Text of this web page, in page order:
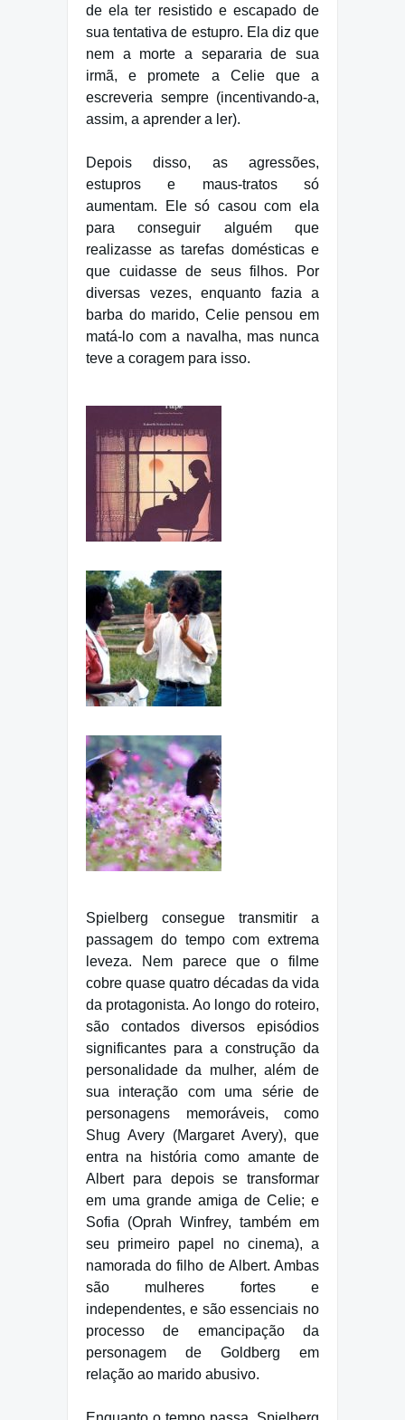
de ela ter resistido e escapado de
sua tentativa de estupro. Ela diz que
nem a morte a separaria de sua
irmã, e promete a Celie que a
escreveria sempre (incentivando-a,
assim, a aprender a ler).
Depois disso, as agressões,
estupros e maus-tratos só
aumentam. Ele só casou com ela
para conseguir alguém que
realizasse as tarefas domésticas e
que cuidasse de seus filhos. Por
diversas vezes, enquanto fazia a
barba do marido, Celie pensou em
matá-lo com a navalha, mas nunca
teve a coragem para isso.
Spielberg consegue transmitir a
passagem do tempo com extrema
leveza. Nem parece que o filme
cobre quase quatro décadas da vida
da protagonista. Ao longo do roteiro,
são contados diversos episódios
significantes para a construção da
personalidade da mulher, além de
sua interação com uma série de
personagens memoráveis, como
Shug Avery (Margaret Avery), que
entra na história como amante de
Albert para depois se transformar
em uma grande amiga de Celie; e
Sofia (Oprah Winfrey, também em
seu primeiro papel no cinema), a
namorada do filho de Albert. Ambas
são mulheres fortes e
independentes, e são essenciais no
processo de emancipação da
personagem de Goldberg em
relação ao marido abusivo.